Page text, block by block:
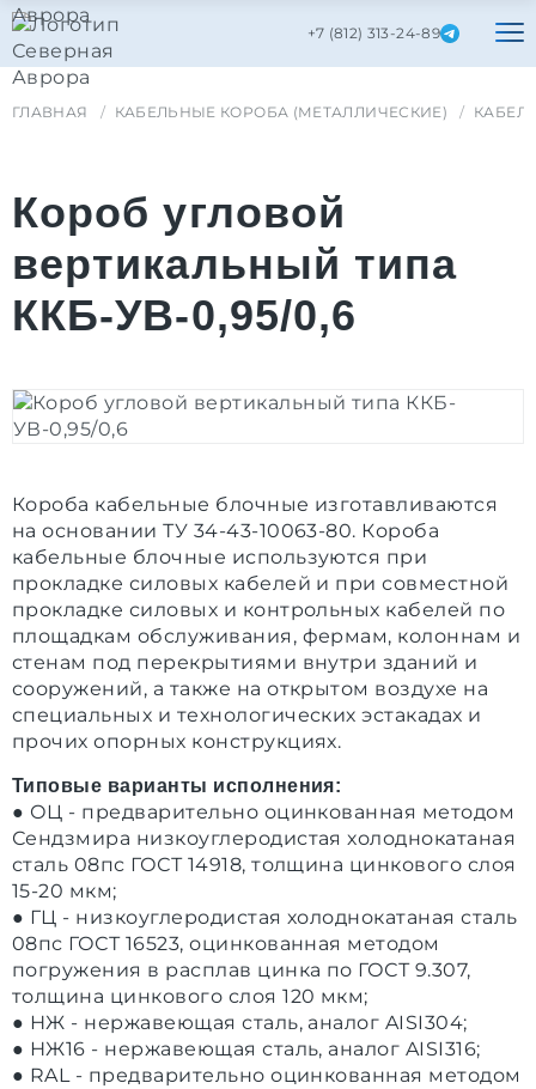
+7 (812) 313-24-89
ГЛАВНАЯ КАБЕЛЬНЫЕ КОРОБА (МЕТАЛЛИЧЕСКИЕ)
Короб угловой
вертикальный типа
ККБ-УВ-0,95/0,6
Короба кабельные блочные изготавливаются
на основании ТУ 34-43-10063-80. Короба
кабельные блочные используются при
прокладке силовых кабелей и при совместной
прокладке силовых и контрольных кабелей по
площадкам обслуживания, фермам, колоннам и
стенам под перекрытиями внутри зданий и
сооружений, а также на открытом воздухе на
специальных и технологических эстакадах и
прочих опорных конструкциях.
Типовые варианты исполнения:
● ОЦ - предварительно оцинкованная методом
Сендзмира низкоуглеродистая холоднокатаная
сталь 08пс ГОСТ 14918, толщина цинкового слоя
15-20 мкм;
● ГЦ - низкоуглеродистая холоднокатаная сталь
08пс ГОСТ 16523, оцинкованная методом
погружения в расплав цинка по ГОСТ 9.307,
толщина цинкового слоя 120 мкм;
● НЖ - нержавеющая сталь, аналог AISI304;
● НЖ16 - нержавеющая сталь, аналог AISI316;
● RAL - предварительно оцинкованная методом